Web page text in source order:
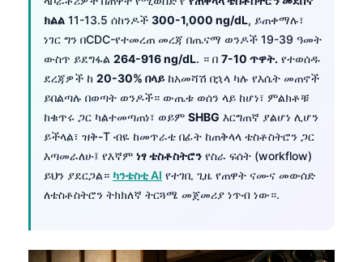
ክልል 11-13.5 ሰከንዶች 300-1,000 ng/dL, ይጠቀማሉ፣
ነገር ግን በCDC-የተመረጠ መረጃ በጤናማ ወንዶች 19-39 ዓመት
ውስጥ ይደግፋል 264-916 ng/dL. ። በ 7-10 ጥዋት. የተወሰዱ
ደረጃዎች ከ 20-30% በላይከአመሻሽ በኋላ ካሉ የእሴት መጠኖች
ይበልጣሉ በወጣት ወንዶች። ውጤቱ ወሰን ላይ ከሆነ፣ ምልክቶቹ
ከቁጥሩ ጋር ካልተመጣጠነ፣ ወይም SHBG እርግጠኛ ያልሆነ ሊሆን
ይችላል፣ ዝቅ-T ብዬ ከመጥራቴ በፊት ከጠቅላላ ቴስቶስትሮን ጋር
እጣመራለሁ፤ የእኛም ነፃ ቴስቶስትሮን የስራ ፍሰት (workflow)
ይህን ያደርጋል። ካንቴስቲ AI የተገቢ ጊዜ የጠዋት ናሙና መውሰድ
ለቴስቶስትሮን ትክክለኛ ትርጓሜ መጀመሪያ ነጥብ ነው።.